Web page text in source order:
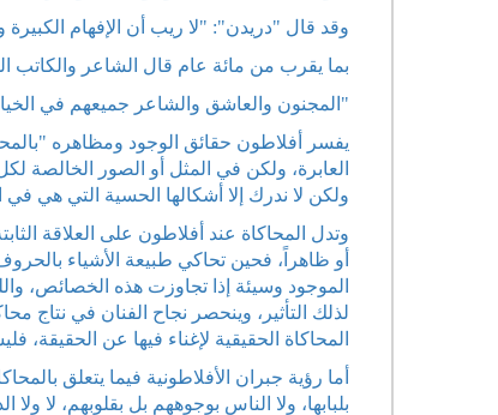
وقد قال "دريدن": "لا ريب أن الإفهام الكبيرة
بما يقرب من مائة عام قال الشاعر والكاتب
"المجنون والعاشق والشاعر جميعهم في
يفسر أفلاطون حقائق الوجود ومظاهره
العابرة، ولكن في المثل أو الصور الخالصة
ولكن لا ندرك إلا أشكالها الحسية التي هي
وتدل المحاكاة عند أفلاطون على العلاقة
أو ظاهراً، فحين تحاكي طبيعة الأشياء
الموجود وسيئة إذا تجاوزت هذه الخصائص،
لذلك التأثير، وينحصر نجاح الفنان في نتاج
المحاكاة الحقيقية لإغناء فيها عن
أما رؤية جبران الأفلاطونية فيما يتعلق
بلبابها، ولا الناس بوجوههم بل بقلوبهم، لا